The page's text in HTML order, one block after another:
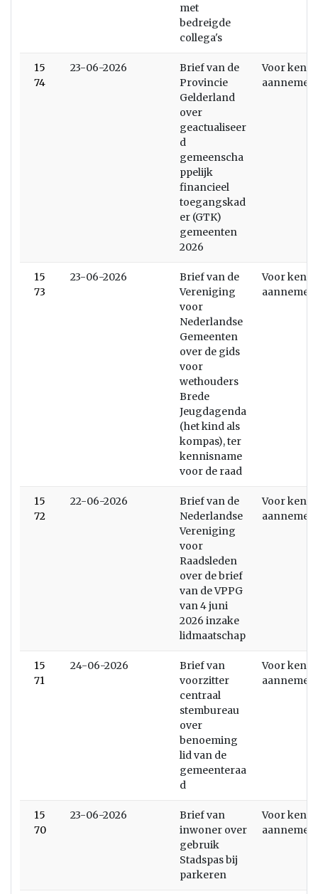
met
bedreigde
collega's
15
74
23-06-2026
Brief van de
Provincie
Gelderland
over
geactualiseer
d
gemeenscha
ppelijk
financieel
toegangskad
er (GTK)
gemeenten
2026
Voor
aannemen
15
73
23-06-2026
Brief van de
Vereniging
voor
Nederlandse
Gemeenten
over de gids
voor
wethouders
Brede
Jeugdagenda
(het kind als
kompas), ter
kennisname
voor de raad
Voor
aannemen
15
72
22-06-2026
Brief van de
Nederlandse
Vereniging
voor
Raadsleden
over de brief
van de VPPG
van 4 juni
2026 inzake
lidmaatschap
Voor
aannemen
15
71
24-06-2026
Brief van
voorzitter
centraal
stembureau
over
benoeming
lid van de
gemeenteraa
d
Voor
aannemen
15
70
23-06-2026
Brief van
inwoner over
gebruik
Stadspas bij
parkeren
Voor
aannemen